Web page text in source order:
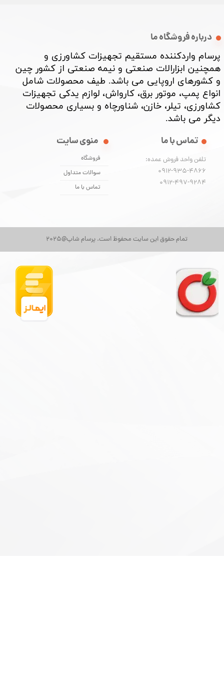
تمام حقوق این سایت محفوظ است. پرسام شاپ@2025
درباره فروشگاه ما
پرسام واردکننده مستقیم تجهیزات کشاورزی و
همچنین ابزارالات صنعتی و نیمه صنعتی از کشور چین
و کشورهای اروپایی می باشد. طیف محصولات شامل
انواع پمپ، موتور برق، کارواش، لوازم یدکی تجهیزات
کشاورزی، تیلر، خازن، شناورچاه و بسیاری محصولات
دیگر می باشد. ​​​​​​​
منوی سایت
فروشگاه
سوالات متداول
تماس با ما
تماس با ما
تلفن واحد فروش عمده:
0912-935-4866
​​​​​​​0912-497-9284